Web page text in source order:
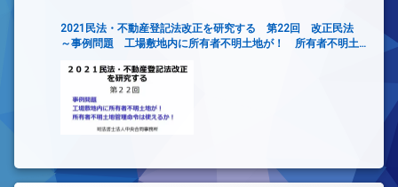
2021民法・不動産登記法改正を研究する 第22回 改正民法
～事例問題 工場敷地内に所有者不明土地が！ 所有者不明土